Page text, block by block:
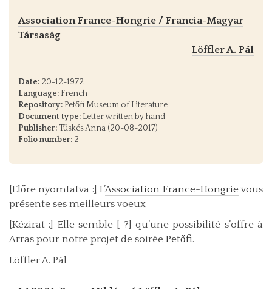
Association France-Hongrie / Francia-Magyar
Társaság
Löffler A. Pál
Date: 20-12-1972
Language: French
Repository: Petőfi Museum of Literature
Document type: Letter written by hand
Publisher: Tüskés Anna (20-08-2017)
Folio number: 2
[Előre nyomtatva :] L’Association France-Hongrievous
présente ses meilleurs voeux
[Kézirat :] Elle semble [ ?] qu’une possibilité s’offre à
Arras pour notre projet de soirée Petőfi.
Löffler A. Pál